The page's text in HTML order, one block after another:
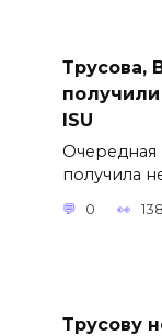
Трусова,
ISU
Очередная
получила
0 138
Трусову